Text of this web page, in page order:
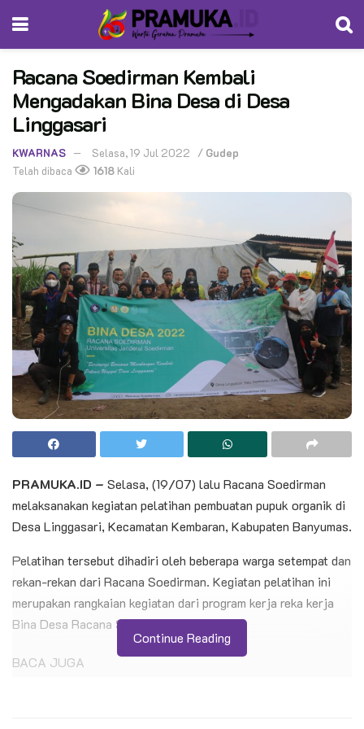
Racana Soedirman Kembali
Mengadakan Bina Desa di Desa
Linggasari
KWARNAS Selasa, 19 Jul 2022 / Gudep
Telah dibaca
1618 Kali
PRAMUKA.ID – Selasa, (19/07) lalu Racana Soedirman
melaksanakan kegiatan pelatihan pembuatan pupuk organik di
Desa Linggasari, Kecamatan Kembaran, Kabupaten Banyumas.
Pelatihan tersebut dihadiri oleh beberapa warga setempat dan
rekan-rekan dari Racana Soedirman. Kegiatan pelatihan ini
merupakan rangkaian kegiatan dari program kerja reka kerja
Bina Desa Racana Soedirman tahun 2022.
BACA JUGA
Continue Reading